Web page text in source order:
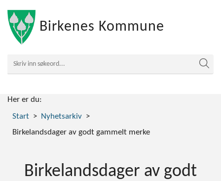
Birkenes Kommune
Her er du:
Start
Nyhetsarkiv
Birkelandsdager av godt gammelt merke
Birkelandsdager av godt